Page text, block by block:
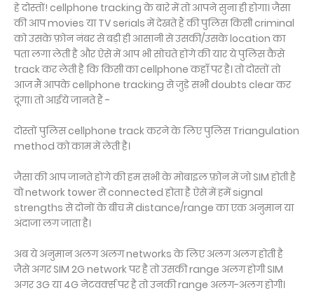
हे दोस्तों! cellphone tracking के बारे में तो आपने सुना ही होगा। जैसा
की आप movies या TV serials में देखते हैं की पुलिस किसी criminal
को उसके फ़ोन नंबर से बड़ी ही आसानी से उसकी/उसके location का
पता लगा लेती है और ऐसे में आप भी सोचते होंगे की यार ये पुलिस कैसे
track कर लेती है कि किसी का cellphone कहाँ पर है। तो दोस्तों तो
आज मैं आपके cellphone tracking से जुड़े सभी doubts clear कर
दूंगा। तो आईये जानते हैं -
दोस्तों पुलिस cellphone track करने के लिए पुलिस Triangulation
method को काम में लेती है।
जैसा की आप जानते होंगे की हम सभी के मोबाइल फ़ोन में जो SIM होती है
वो network tower से connected होता है ऐसे में हमें signal
strengths से दोनों के बीच में distance/range का एक अनुमान या
अंदाजा लग जाता है।
अब ये अनुमान अलग अलग networks के लिए अलग अलग होती है
जैसे अगर SIM 2G network पर है तो उसकी range अलग होगी SIM
अगर 3G या 4G नेटवर्क्स पर है तो उनकी range अलग-अलग होगी।